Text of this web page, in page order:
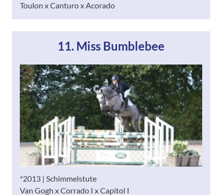
Toulon x Canturo x Acorado
11. Miss Bumblebee
*2013 | Schimmelstute
Van Gogh x Corrado I x Capitol I